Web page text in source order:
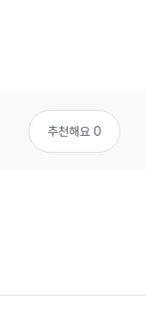
추천해요 0